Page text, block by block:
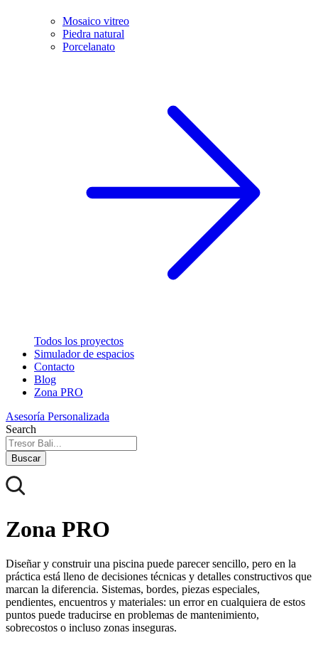
Mosaico vitreo
Piedra natural
Porcelanato
Todos los proyectos
Simulador de espacios
Contacto
Blog
Zona PRO
Asesoría Personalizada
Search
Buscar
Zona PRO
Diseñar y construir una piscina puede parecer sencillo, pero en la
práctica está lleno de decisiones técnicas y detalles constructivos que
marcan la diferencia. Sistemas, bordes, piezas especiales,
pendientes, encuentros y materiales: un error en cualquiera de estos
puntos puede traducirse en problemas de mantenimiento,
sobrecostos o incluso zonas inseguras.